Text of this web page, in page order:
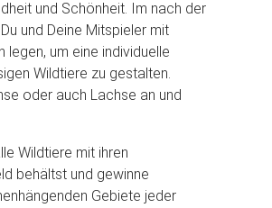
und Schönheit. Im nach der
und Deine Mitspieler mit
um eine individuelle
Wildtiere zu gestalten.
oder auch Lachse an und
Wildtiere mit ihren
behältst und gewinne
Gebiete jeder